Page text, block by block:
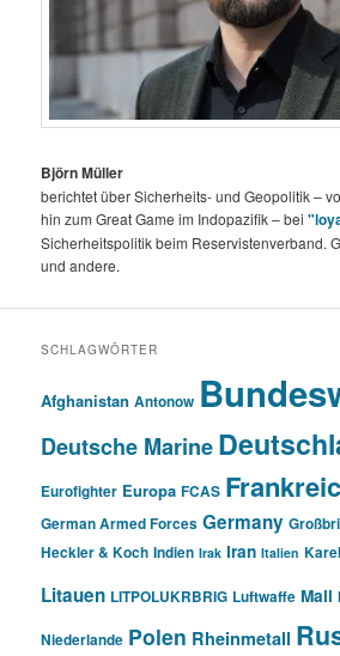
Björn Müller
berichtet über Sicherheits- und Geopolitik –
hin zum Great Game im Indopazifik – bei
Sicherheitspolitik beim Reservistenverband.
und andere.
SCHLAGWÖRTER
Afghanistan Antonow
Deutsche Marine
Eurofighter Europa FCAS
German Armed Forces Germany
Heckler & Koch Indien Irak Iran Italien
Litauen LITPOLUKRBRIG Luftwaffe Mali
Niederlande Polen Rheinmetall